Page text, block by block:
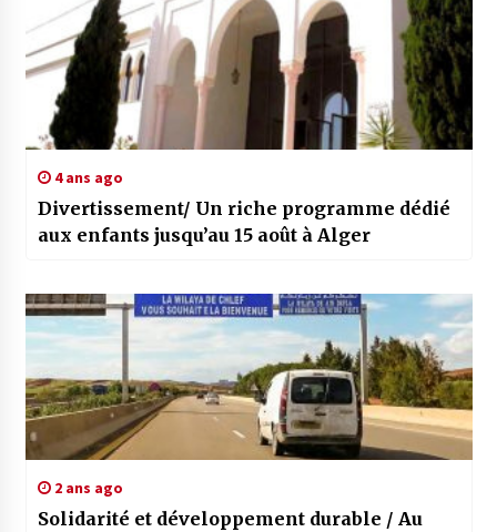
4 ans ago
Divertissement/ Un riche programme dédié
aux enfants jusqu’au 15 août à Alger
2 ans ago
Solidarité et développement durable / Au